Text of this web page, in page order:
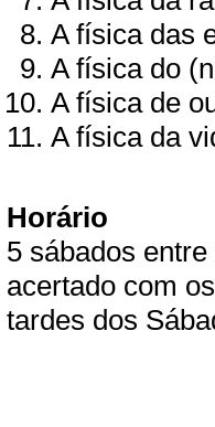
A física das
A física do
A física de
A física da
Horário
5 sábados
acertado com
tardes dos